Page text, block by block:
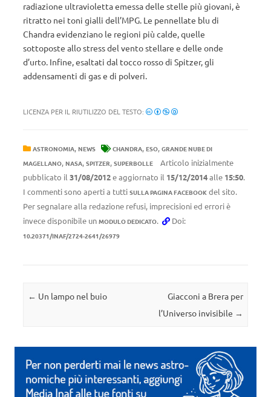
radiazione ultravioletta emessa delle stelle più giovani, è
ritratto nei toni gialli dell’MPG. Le pennellate blu di
Chandra evidenziano le regioni più calde, quelle
sottoposte allo stress del vento stellare e delle onde
d’urto. Infine, esaltati dal tocco rosso di Spitzer, gli
addensamenti di gas e di polveri.
LICENZA PER IL RIUTILIZZO DEL TESTO:
ASTRONOMIA, NEWS CHANDRA, ESO, GRANDE NUBE DI
MAGELLANO, NASA, SPITZER, SUPERBOLLE
Articolo inizialmente
pubblicato il 31/08/2012e aggiornato il 15/12/2014alle 15:50.
I commenti sono aperti a tutti SULLA PAGINA FACEBOOK del sito.
Per segnalare alla redazione refusi, imprecisioni ed errori è
invece disponibile un MODULO DEDICATO. Doi:
10.20371/INAF/2724-2641/26979
Navigazione articolo
← Un lampo nel buio
Giacconi a Brera per
l’Universo invisibile →